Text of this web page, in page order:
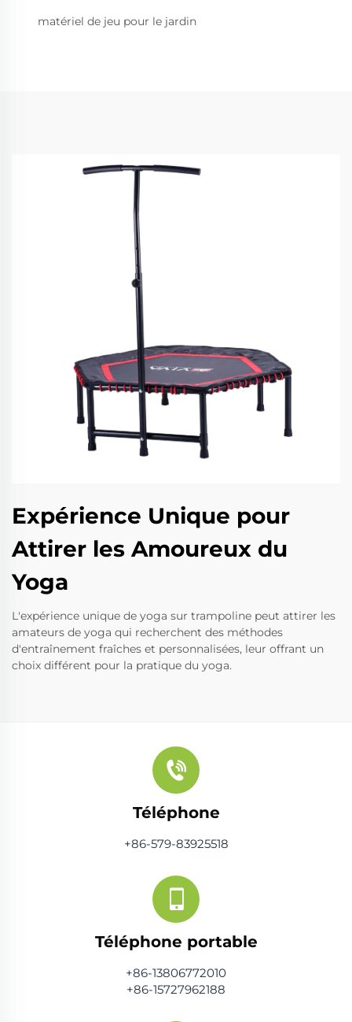
matériel de jeu pour le jardin
Expérience Unique pour
Attirer les Amoureux du
Yoga
L'expérience unique de yoga sur trampoline peut attirer les
amateurs de yoga qui recherchent des méthodes
d'entraînement fraîches et personnalisées, leur offrant un
choix différent pour la pratique du yoga.
Téléphone
+86-579-83925518
Téléphone portable
+86-13806772010
+86-15727962188